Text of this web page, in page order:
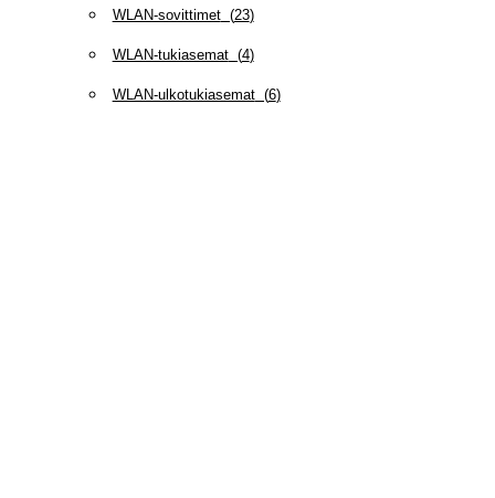
WLAN-sovittimet(23)
WLAN-tukiasemat(4)
WLAN-ulkotukiasemat(6)